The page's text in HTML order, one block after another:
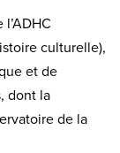
culturelle),
et de
dont la
de la